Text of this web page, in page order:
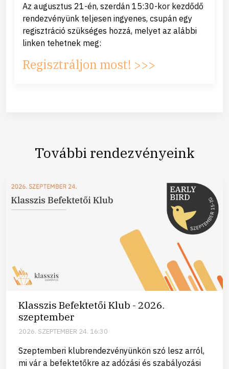
Az augusztus 21-én, szerdán 15:30-kor kezdődő
rendezvényünk teljesen ingyenes, csupán egy
regisztráció szükséges hozzá, melyet az alábbi
linken tehetnek meg:
Regisztráljon most! >>>
További rendezvényeink
Klasszis Befektetői Klub - 2026.
szeptember
2026. SZEPTEMBER 24. 16:30
Szeptemberi klubrendezvényünkön szó lesz arról,
mi vár a befektetőkre az adózási és szabályozási